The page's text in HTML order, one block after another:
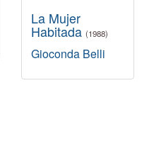
La Mujer
Habitada (1988)
Gioconda Belli